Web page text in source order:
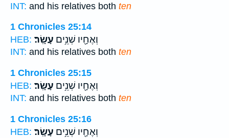
INT: and his relatives both ten
1 Chronicles 25:14
HEB:
וְאֶחָ֖יו שְׁנֵ֥ים עָשָֽׂר׃
INT: and his relatives both ten
1 Chronicles 25:15
HEB:
וְאֶחָ֖יו שְׁנֵ֥ים עָשָֽׂר׃
INT: and his relatives both ten
1 Chronicles 25:16
HEB:
וְאֶחָ֖יו שְׁנֵ֥ים עָשָֽׂר׃